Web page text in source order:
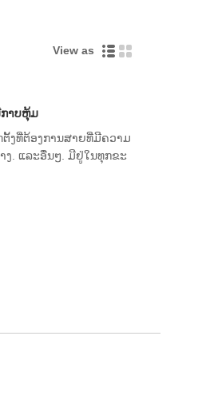
View as
ກາບຫຸ້ມ
ຕັ້ງທີ່ຕ້ອງການສາຍທີ່ມີຄວາມ
ງ. ແລະ​ອື່ນໆ. ມີຢູ່ໃນທຸກຂະ